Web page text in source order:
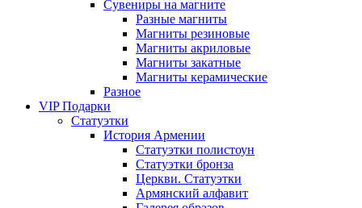
Сувениры на магните
Разные магниты
Магниты резиновые
Магниты акриловые
Магниты закатные
Магниты керамические
Разное
VIP Подарки
Статуэтки
История Армении
Статуэтки полистоун
Статуэтки бронза
Церкви. Статуэтки
Армянский алфавит